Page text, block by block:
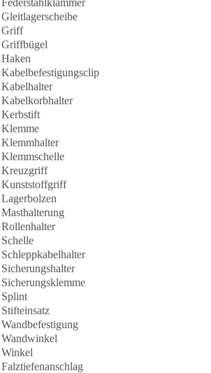
Gleitlagerscheibe
Griff
Griffbügel
Haken
Kabelbefestigungsclip
Kabelhalter
Kabelkorbhalter
Kerbstift
Klemme
Klemmhalter
Klemmschelle
Kreuzgriff
Kunststoffgriff
Lagerbolzen
Masthalterung
Rollenhalter
Schelle
Schleppkabelhalter
Sicherungshalter
Sicherungsklemme
Splint
Stifteinsatz
Wandbefestigung
Wandwinkel
Winkel
Falztiefenanschlag